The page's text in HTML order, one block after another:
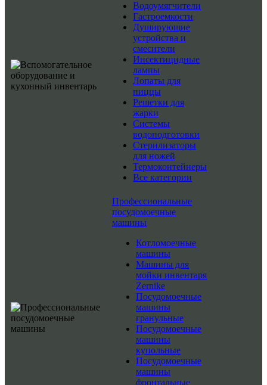
Водоумягчители
Гастроемкости
Душирующие
устройства и
смесители
Инсектицидные
лампы
Лопаты для
пиццы
Решетки для
жарки
Системы
водоподготовки
Стерилизаторы
для ножей
Термоконтейнеры
Все категории
Профессиональные
посудомоечные
машины
Котломоечные
машины
Машины для
мойки инвентаря
Zernike
Посудомоечные
машины
гранульные
Посудомоечные
машины
купольные
Посудомоечные
машины
фронтальные